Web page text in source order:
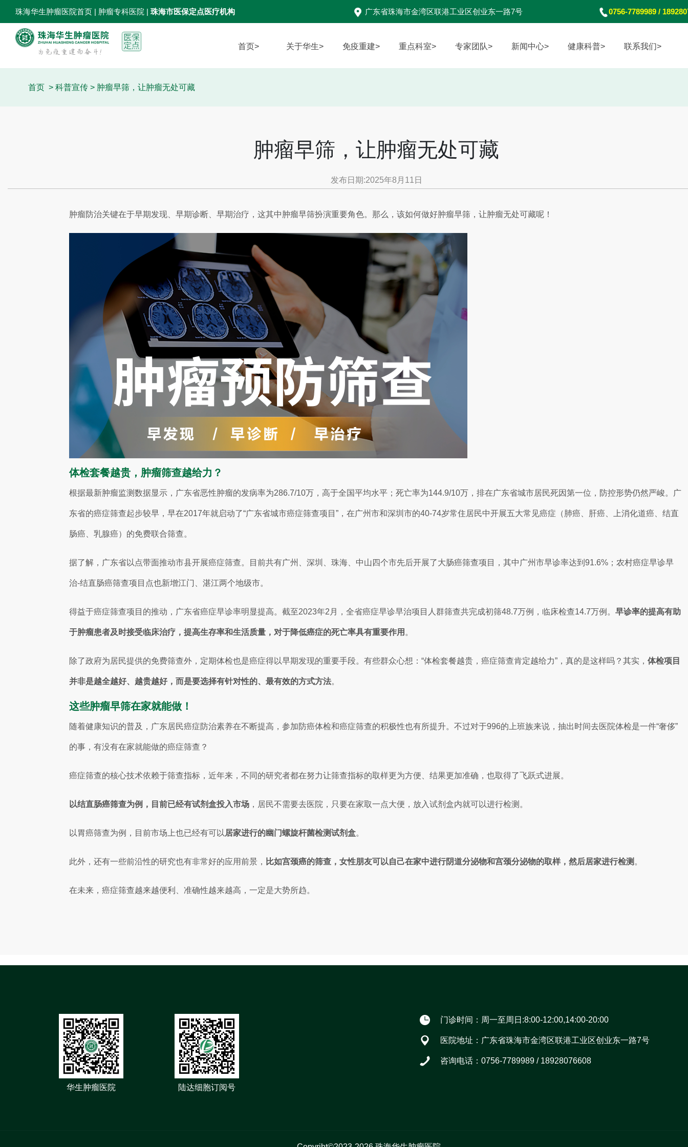
珠海华生肿瘤医院首页 | 肿瘤专科医院 | 珠海市医保定点医疗机构 广东省珠海市金湾区联港工业区创业东一路7号 0756-7789989 /
首页> 关于华生> 免疫重建> 重点科室> 专家团队> 新闻中心> 健康科普> 联系我们>
首页 > 科普宣传 > 肿瘤早筛，让肿瘤无处可藏
肿瘤早筛，让肿瘤无处可藏
发布日期:2025年8月11日
肿瘤防治关键在于早期发现、早期诊断、早期治疗，这其中肿瘤早筛扮演重要角色。那么，该如何做好肿瘤早筛，让肿瘤无处可藏呢！
体检套餐越贵，肿瘤筛查越给力？
根据最新肿瘤监测数据显示，广东省恶性肿瘤的发病率为286.7/10万，高于全国平均水平；死亡率为144.9/10万，排在广东省城市居民死因第一位，防控形势仍然严峻。广
东省的癌症筛查起步较早，早在2017年就启动了“广东省城市癌症筛查项目”，在广州市和深圳市的40-74岁常住居民中开展五大常见癌症（肺癌、肝癌、上消化道癌、结直
肠癌、乳腺癌）的免费联合筛查。
据了解，广东省以点带面推动市县开展癌症筛查。目前共有广州、深圳、珠海、中山四个市先后开展了大肠癌筛查项目，其中广州市早诊率达到91.6%；农村癌症早诊早
治-结直肠癌筛查项目点也新增江门、湛江两个地级市。
得益于癌症筛查项目的推动，广东省癌症早诊率明显提高。截至2023年2月，全省癌症早诊早治项目人群筛查共完成初筛48.7万例，临床检查14.7万例。 早诊率的提高有助
于肿瘤患者及时接受临床治疗，提高生存率和生活质量，对于降低癌症的死亡率具有重要作用 。
除了政府为居民提供的免费筛查外，定期体检也是癌症得以早期发现的重要手段。有些群众心想：“体检套餐越贵，癌症筛查肯定越给力”，真的是这样吗？其实， 体检项目
并非是越全越好、越贵越好，而是要选择有针对性的、最有效的方式方法。
这些肿瘤早筛在家就能做！
随着健康知识的普及，广东居民癌症防治素养在不断提高，参加防癌体检和癌症筛查的积极性也有所提升。不过对于996的上班族来说，抽出时间去医院体检是一件“奢侈”
的事，有没有在家就能做的癌症筛查？
癌症筛查的核心技术依赖于筛查指标，近年来，不同的研究者都在努力让筛查指标的取样更为方便、结果更加准确，也取得了飞跃式进展。
以结直肠癌筛查为例，目前已经有试剂盒投入市场 ，居民不需要去医院，只要在家取一点大便，放入试剂盒内就可以进行检测。
以胃癌筛查为例，目前市场上也已经有可以 居家进行的幽门螺旋杆菌检测试剂盒。
此外，还有一些前沿性的研究也有非常好的应用前景， 比如宫颈癌的筛查，女性朋友可以自己在家中进行阴道分泌物和宫颈分泌物的取样，然后居家进行检测 。
在未来，癌症筛查越来越便利、准确性越来越高，一定是大势所趋。
华生肿瘤医院 陆达细胞订阅号
门诊时间：周一至周日:8:00-12:00,14:00-20:00
医院地址：广东省珠海市金湾区联港工业区创业东一路7号
咨询电话：0756-7789989 / 18928076608